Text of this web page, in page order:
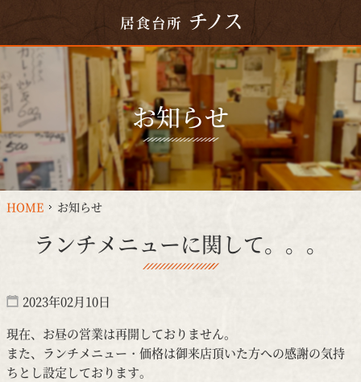
お知らせ
HOME お知らせ
ランチメニューに関して。。。
2023年02月10日
現在、お昼の営業は再開しておりません。
また、ランチメニュー・価格は御来店頂いた方への感謝の気持
ちとし設定しております。